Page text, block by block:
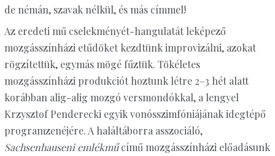
de némán, szavak nélkül, és más címmel!
Az eredeti mű cselekményét-hangulatát leképező
mozgásszínházi etűdöket kezdtünk improvizálni, azokat
rögzítettük, egymás mögé fűztük. Tökéletes
mozgásszínházi produkciót hoztunk létre 2–3 hét alatt
korábban alig-alig mozgó versmondókkal, a lengyel
Krzysztof Penderecki egyik vonósszimfóniájának idegtépő
programzenéjére. A haláltáborra asszociáló,
Sachsenhauseni emlékműcímű mozgásszínházi előadásunk